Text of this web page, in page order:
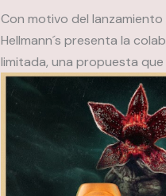
Con motivo del
Hellmann´s presenta la
limitada, una propuesta